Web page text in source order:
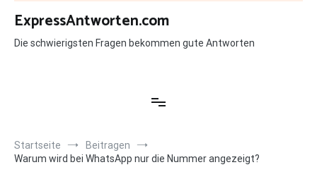
Zum
Inhalt
springen
ExpressAntworten.com
Die schwierigsten Fragen bekommen gute Antworten
Startseite
Beitragen
Warum wird bei WhatsApp nur die Nummer angezeigt?